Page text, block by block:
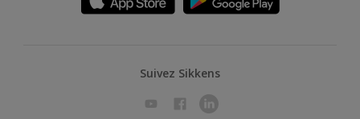
Suivez Sikkens